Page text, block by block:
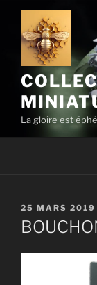
Aller
contenu
principal
La gloire est
PUBLIÉ
LE
25 MARS 2019